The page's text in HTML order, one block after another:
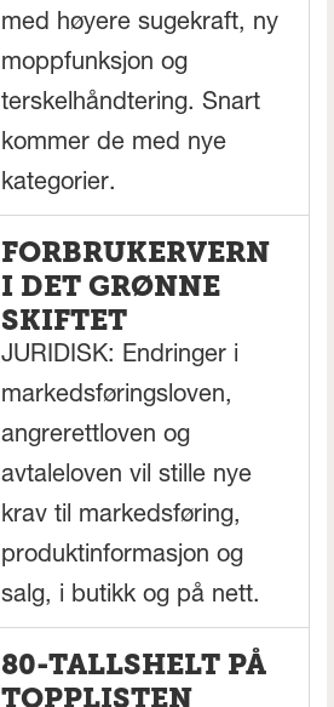
med høyere sugekraft, ny
moppfunksjon og
terskelhåndtering. Snart
kommer de med nye
kategorier.
FORBRUKERVERN
I DET GRØNNE
SKIFTET
JURIDISK: Endringer i
markedsføringsloven,
angrerettloven og
avtaleloven vil stille nye
krav til markedsføring,
produktinformasjon og
salg, i butikk og på nett.
80-TALLSHELT PÅ
TOPPLISTEN